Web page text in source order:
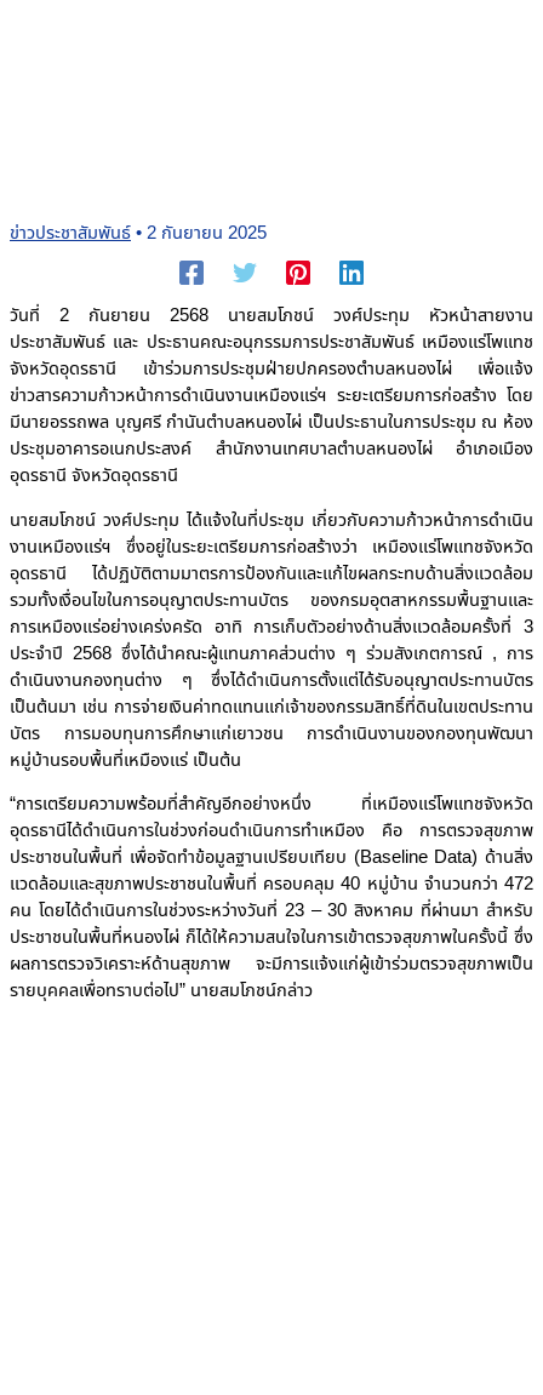
ข่าวประชาสัมพันธ์•2 กันยายน 2025
วันที่ 2 กันยายน 2568 นายสมโภชน์ วงศ์ประทุม หัวหน้าสายงาน
ประชาสัมพันธ์ และ ประธานคณะอนุกรรมการประชาสัมพันธ์ เหมืองแร่โพแทช
จังหวัดอุดรธานี เข้าร่วมการประชุมฝ่ายปกครองตำบลหนองไผ่ เพื่อแจ้ง
ข่าวสารความก้าวหน้าการดำเนินงานเหมืองแร่ฯ ระยะเตรียมการก่อสร้าง โดย
มีนายอรรถพล บุญศรี กำนันตำบลหนองไผ่ เป็นประธานในการประชุม ณ ห้อง
ประชุมอาคารอเนกประสงค์ สำนักงานเทศบาลตำบลหนองไผ่ อำเภอเมือง
อุดรธานี จังหวัดอุดรธานี
นายสมโภชน์ วงศ์ประทุม ได้แจ้งในที่ประชุม เกี่ยวกับความก้าวหน้าการดำเนิน
งานเหมืองแร่ฯ ซึ่งอยู่ในระยะเตรียมการก่อสร้างว่า เหมืองแร่โพแทชจังหวัด
อุดรธานี ได้ปฏิบัติตามมาตรการป้องกันและแก้ไขผลกระทบด้านสิ่งแวดล้อม
รวมทั้งเงื่อนไขในการอนุญาตประทานบัตร ของกรมอุตสาหกรรมพื้นฐานและ
การเหมืองแร่อย่างเคร่งครัด อาทิ การเก็บตัวอย่างด้านสิ่งแวดล้อมครั้งที่ 3
ประจำปี 2568 ซึ่งได้นำคณะผู้แทนภาคส่วนต่าง ๆ ร่วมสังเกตการณ์ , การ
ดำเนินงานกองทุนต่าง ๆ ซึ่งได้ดำเนินการตั้งแต่ได้รับอนุญาตประทานบัตร
เป็นต้นมา เช่น การจ่ายเงินค่าทดแทนแก่เจ้าของกรรมสิทธิ์ที่ดินในเขตประทาน
บัตร การมอบทุนการศึกษาแก่เยาวชน การดำเนินงานของกองทุนพัฒนา
หมู่บ้านรอบพื้นที่เหมืองแร่ เป็นต้น
“การเตรียมความพร้อมที่สำคัญอีกอย่างหนึ่ง ที่เหมืองแร่โพแทชจังหวัด
อุดรธานีได้ดำเนินการในช่วงก่อนดำเนินการทำเหมือง คือ การตรวจสุขภาพ
ประชาชนในพื้นที่ เพื่อจัดทำข้อมูลฐานเปรียบเทียบ (Baseline Data) ด้านสิ่ง
แวดล้อมและสุขภาพประชาชนในพื้นที่ ครอบคลุม 40 หมู่บ้าน จำนวนกว่า 472
คน โดยได้ดำเนินการในช่วงระหว่างวันที่ 23 – 30 สิงหาคม ที่ผ่านมา สำหรับ
ประชาชนในพื้นที่หนองไผ่ ก็ได้ให้ความสนใจในการเข้าตรวจสุขภาพในครั้งนี้ ซึ่ง
ผลการตรวจวิเคราะห์ด้านสุขภาพ จะมีการแจ้งแก่ผู้เข้าร่วมตรวจสุขภาพเป็น
รายบุคคลเพื่อทราบต่อไป” นายสมโภชน์กล่าว